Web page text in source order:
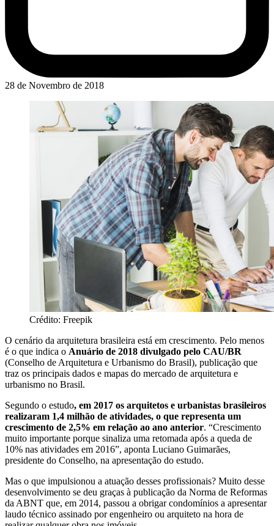
28 de Novembro de 2018
Crédito: Freepik
O cenário da arquitetura brasileira está em crescimento. Pelo menos
é o que indica o Anuário de 2018 divulgado pelo CAU/BR
(Conselho de Arquitetura e Urbanismo do Brasil), publicação que
traz os principais dados e mapas do mercado de arquitetura e
urbanismo no Brasil.
Segundo o estudo, em 2017 os arquitetos e urbanistas brasileiros
realizaram 1,4 milhão de atividades, o que representa um
crescimento de 2,5% em relação ao ano anterior. “Crescimento
muito importante porque sinaliza uma retomada após a queda de
10% nas atividades em 2016”, aponta Luciano Guimarães,
presidente do Conselho, na apresentação do estudo.
Mas o que impulsionou a atuação desses profissionais? Muito desse
desenvolvimento se deu graças à publicação da Norma de Reformas
da ABNT que, em 2014, passou a obrigar condomínios a apresentar
laudo técnico assinado por engenheiro ou arquiteto na hora de